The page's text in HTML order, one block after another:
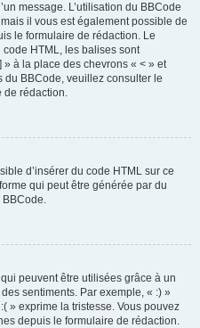
message. L’utilisation du BBCode
il vous est également possible de
le formulaire de rédaction. Le
code HTML, les balises sont
à la place des chevrons « < » et
du BBCode, veuillez consulter le
de rédaction.
d’insérer du code HTML sur ce
qui peut être générée par du
BBCode.
peuvent être utilisées grâce à un
sentiments. Par exemple, « :) »
» exprime la tristesse. Vous pouvez
depuis le formulaire de rédaction.